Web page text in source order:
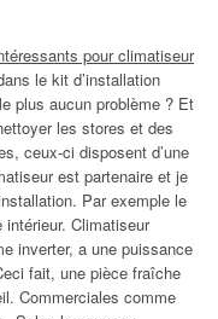
pour climatiseur
le kit d’installation
plus aucun problème ? Et
les stores et des
ceux-ci disposent d’une
est partenaire et je
Par exemple le
Climatiseur
inverter, a une puissance
fait, une pièce fraîche
Commerciales comme